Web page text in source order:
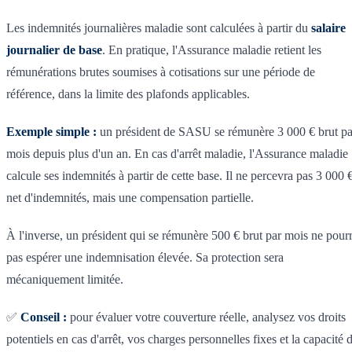
Les indemnités journalières maladie sont calculées à partir du salaire
journalier de base. En pratique, l'Assurance maladie retient les
rémunérations brutes soumises à cotisations sur une période de
référence, dans la limite des plafonds applicables.
Exemple simple : un président de SASU se rémunère 3 000 € brut
mois depuis plus d'un an. En cas d'arrêt maladie, l'Assurance maladie
calcule ses indemnités à partir de cette base. Il ne percevra pas 3 000
net d'indemnités, mais une compensation partielle.
À l'inverse, un président qui se rémunère 500 € brut par mois ne
pas espérer une indemnisation élevée. Sa protection sera
mécaniquement limitée.
✅ Conseil : pour évaluer votre couverture réelle, analysez vos droits
potentiels en cas d'arrêt, vos charges personnelles fixes et la capacité